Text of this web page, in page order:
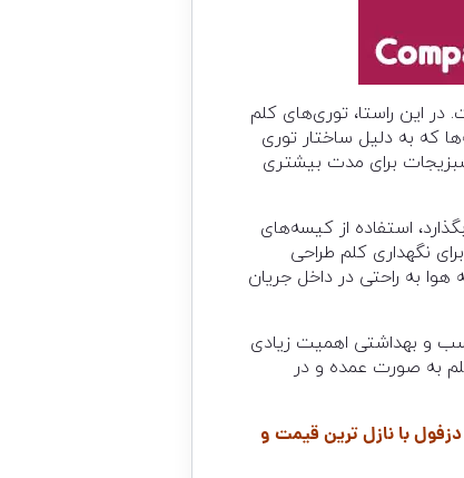
این راستا، توری‌های کلم
که به دلیل ساختار توری
برای مدت بیشتری
استفاده از کیسه‌های
نگهداری کلم طراحی
به راحتی در داخل جریان
و بهداشتی اهمیت زیادی
به صورت عمده و در
با نازل ترین قیمت و